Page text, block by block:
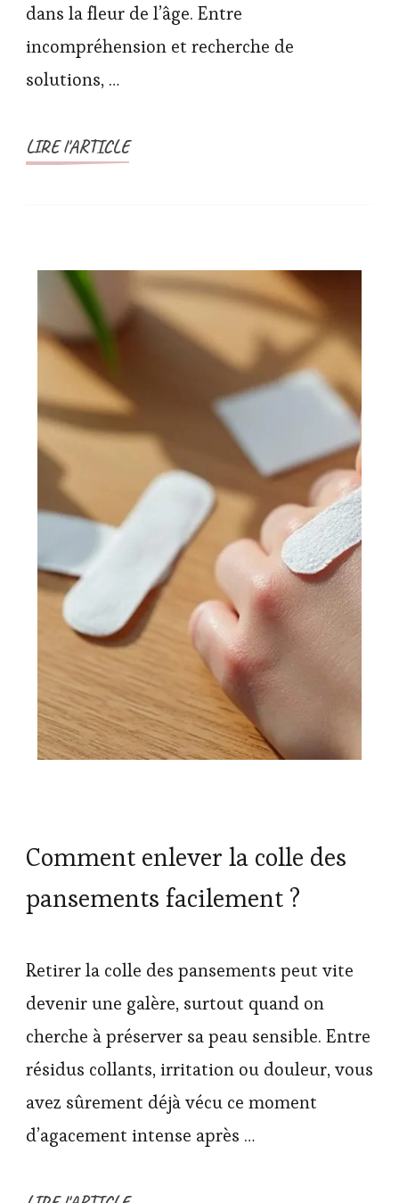
dans la fleur de l’âge. Entre
incompréhension et recherche de
solutions, …
LIRE l'ARTICLE
Comment enlever la colle des
pansements facilement ?
Retirer la colle des pansements peut vite
devenir une galère, surtout quand on
cherche à préserver sa peau sensible. Entre
résidus collants, irritation ou douleur, vous
avez sûrement déjà vécu ce moment
d’agacement intense après …